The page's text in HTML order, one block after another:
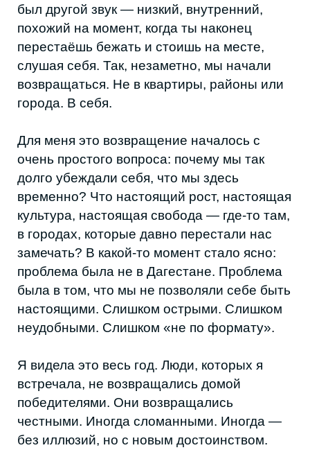
очень простого вопроса: почему мы так
долго убеждали себя, что мы здесь
временно? Что настоящий рост, настоящая
культура, настоящая свобода — где-то там,
в городах, которые давно перестали нас
замечать? В какой-то момент стало ясно:
проблема была не в Дагестане. Проблема
была в том, что мы не позволяли себе быть
неудобными. Слишком «не по формату».
Я видела это весь год. Люди, которых я
встречала, не возвращались домой
победителями. Они возвращались
честными. Иногда сломанными. Иногда —
без иллюзий, но с новым достоинством.
Это были разговоры на кухнях, в
которых впервые за много лет не звучало:
«здесь невозможно делать серьёзные
вещи». Впервые звучало другое: «если не
мы, то кто? если не сейчас, то когда?»
раздражением. Те, кого здесь встречали не
аплодисментами, а скепсисом. Те, кому
говорили: «слишком умные», «слишком
городские», «слишком
профессиональные», «слишком
самостоятельные». Те, кто столкнулся с